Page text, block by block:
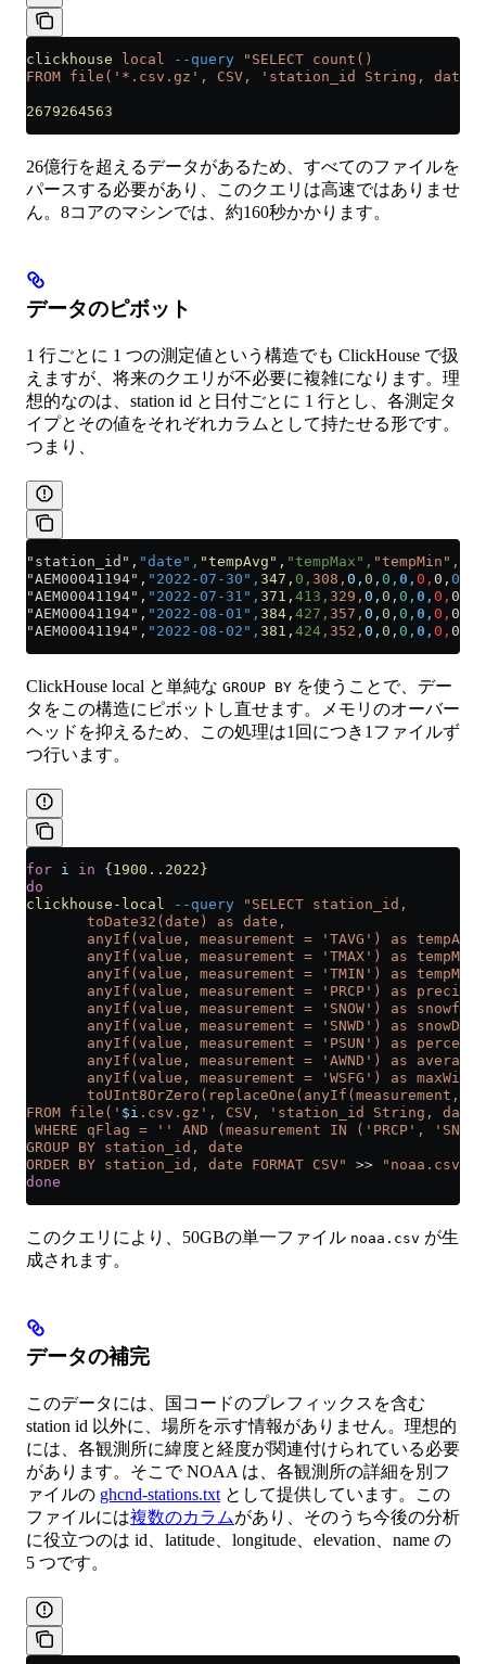
clickhouse local --query "SELECT count()
FROM file('*.csv.gz', CSV, 'station_id String, date
2679264563
26億行を超えるデータがあるため、すべてのファイルを
パースする必要があり、このクエリは高速ではありませ
ん。8コアのマシンでは、約160秒かかります。
データのピボット
1 行ごとに 1 つの測定値という構造でも ClickHouse で扱
えますが、将来のクエリが不必要に複雑になります。理
想的なのは、station id と日付ごとに 1 行とし、各測定タ
イプとその値をそれぞれカラムとして持たせる形です。
つまり、
"station_id", "date", "tempAvg", "tempMax", "tempMin",
"AEM00041194", "2022-07-30", 347, 0, 308, 0, 0, 0, 0, 0, 0, 0
"AEM00041194", "2022-07-31", 371, 413, 329, 0, 0, 0, 0, 0, 0,
"AEM00041194", "2022-08-01", 384, 427, 357, 0, 0, 0, 0, 0, 0,
"AEM00041194", "2022-08-02", 381, 424, 352, 0, 0, 0, 0, 0, 0,
ClickHouse local と単純な GROUP BY を使うことで、デー
タをこの構造にピボットし直せます。メモリのオーバー
ヘッドを抑えるため、この処理は1回につき1ファイルず
つ行います。
for i in {1900..2022}
do
clickhouse-local
--query "SELECT station_id,
       toDate32(date) as date,
       anyIf(value, measurement = 'TAVG') as tempAvg,
       anyIf(value, measurement = 'TMAX') as tempMax,
       anyIf(value, measurement = 'TMIN') as tempMin,
anyIf(value, measurement = 'PRCP') as
anyIf(value, measurement = 'SNOW') as
anyIf(value, measurement = 'SNWD') as
anyIf(value, measurement = 'PSUN') as
anyIf(value, measurement = 'AWND') as
anyIf(value, measurement = 'WSFG') as
toUInt8OrZero(replaceOne(anyIf(measurement,
FROM file(' $i .csv.gz', CSV, 'station_id String, date
WHERE qFlag = '' AND (measurement IN ('PRCP',
GROUP BY station_id, date
ORDER BY station_id, date FORMAT CSV"
>> "noaa.csv"
done
このクエリにより、50GBの単一ファイル noaa.csv が生
成されます。
データの補完
このデータには、国コードのプレフィックスを含む
station id 以外に、場所を示す情報がありません。理想的
には、各観測所に緯度と経度が関連付けられている必要
があります。そこで NOAA は、各観測所の詳細を別フ
ァイルの ghcnd-stations.txt として提供しています。この
ファイルには複数のカラムがあり、そのうち今後の分析
に役立つのは id、latitude、longitude、elevation、name の
5 つです。